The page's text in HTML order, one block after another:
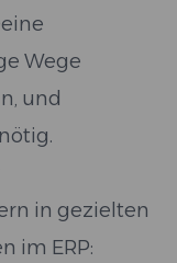
Wege
und
in gezielten
im ERP: